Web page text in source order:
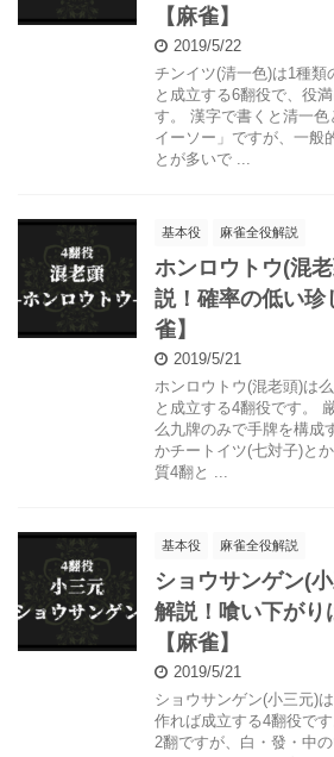
【麻雀】
2019/5/22
チンイツ(清一色)は1種類
と成立する6翻役で、役
す。 漢字で書くと清一
イーソー」ですが、一般
とが多いで ...
基本役 麻雀全役解説
ホンロウトウ(混
説！確率の低い珍
雀】
2019/5/21
ホンロウトウ(混老頭)は
と成立する4翻役です。
么九牌のみで手牌を構成
かチートイツ(七対子)と
質4翻と ...
基本役 麻雀全役解説
ショウサンゲン(
解説！喰い下がり
【麻雀】
2019/5/21
ショウサンゲン(小三元)
作れば成立する4翻役で
2翻ですが、白・發・中